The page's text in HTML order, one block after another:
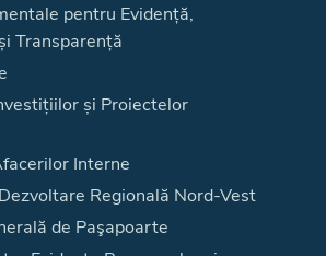
pentru Evidență,
Transparență
și Proiectelor
Interne
Regională Nord-Vest
de Paşapoarte